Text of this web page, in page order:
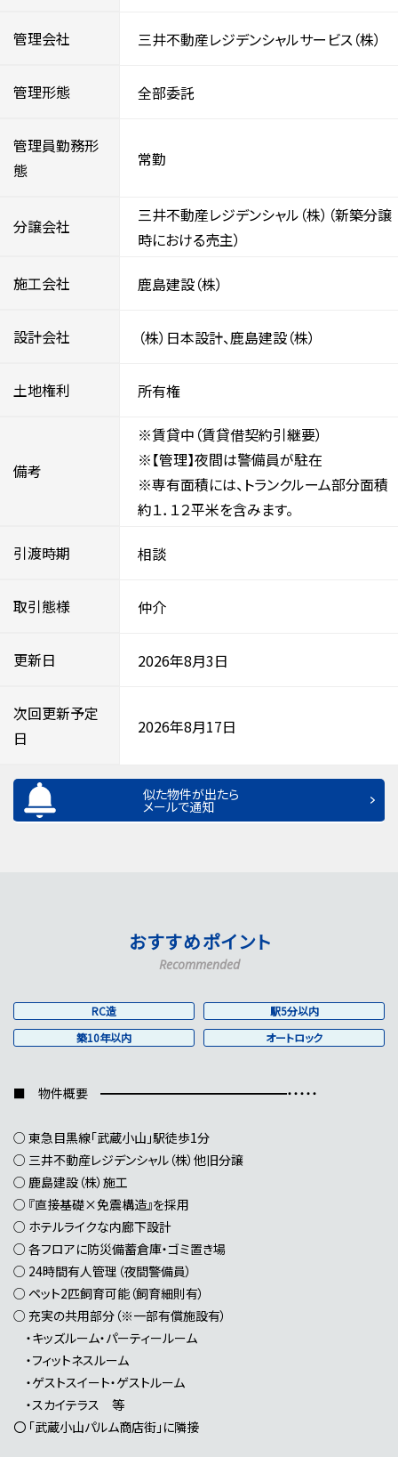
管理会社 三井不動産レジデンシャルサービス（株）
管理形態 全部委託
管理員勤務形
態
常勤
分譲会社
三井不動産レジデンシャル（株）（新築分譲
時における売主）
施工会社 鹿島建設（株）
設計会社 （株）日本設計、鹿島建設（株）
土地権利 所有権
備考
※賃貸中（賃貸借契約引継要）
※【管理】夜間は警備員が駐在
※専有面積には、トランクルーム部分面積
約１．１２平米を含みます。
引渡時期 相談
取引態様 仲介
更新日 2026年8月3日
次回更新予定
日
2026年8月17日
似た物件が出たら
メールで通知
おすすめポイント
Recommended
RC造
駅5分以内
築10年以内
オートロック
■ 物件概要 ━━━━━━━━━━━━━━━・・・・・
○ 東急目黒線「武蔵小山」駅徒歩1分
○ 三井不動産レジデンシャル（株）他旧分譲
○ 鹿島建設（株）施工
○ 『直接基礎×免震構造』を採用
○ ホテルライクな内廊下設計
○ 各フロアに防災備蓄倉庫・ゴミ置き場
○ 24時間有人管理（夜間警備員）
○ ペット2匹飼育可能（飼育細則有）
○ 充実の共用部分（※一部有償施設有）
・キッズルーム・パーティールーム
・フィットネスルーム
・ゲストスイート・ゲストルーム
・スカイテラス 等
〇 「武蔵小山パルム商店街」に隣接